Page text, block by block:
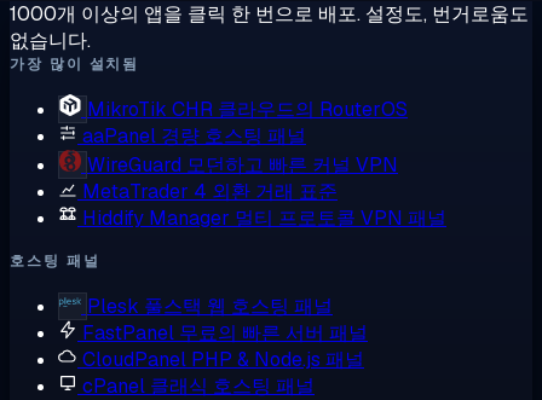
1000개 이상의 앱을 클릭 한 번으로 배포. 설정도, 번거로움도
없습니다.
가장 많이 설치됨
MikroTik CHR 클라우드의 RouterOS
aaPanel 경량 호스팅 패널
WireGuard 모던하고 빠른 커널 VPN
MetaTrader 4 외환 거래 표준
Hiddify Manager 멀티 프로토콜 VPN 패널
호스팅 패널
Plesk 풀스택 웹 호스팅 패널
FastPanel 무료의 빠른 서버 패널
CloudPanel PHP & Node.js 패널
cPanel 클래식 호스팅 패널